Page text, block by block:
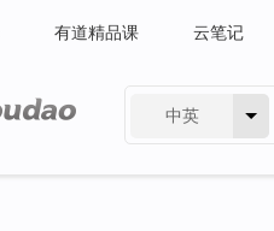
有道精品课 云笔记
中英